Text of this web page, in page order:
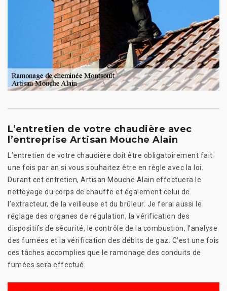
L’entretien de votre chaudière avec
l’entreprise Artisan Mouche Alain
L’entretien de votre chaudière doit être obligatoirement fait
une fois par an si vous souhaitez être en règle avec la loi.
Durant cet entretien, Artisan Mouche Alain effectuera le
nettoyage du corps de chauffe et également celui de
l’extracteur, de la veilleuse et du brûleur. Je ferai aussi le
réglage des organes de régulation, la vérification des
dispositifs de sécurité, le contrôle de la combustion, l’analyse
des fumées et la vérification des débits de gaz. C’est une fois
ces tâches accomplies que le ramonage des conduits de
fumées sera effectué.